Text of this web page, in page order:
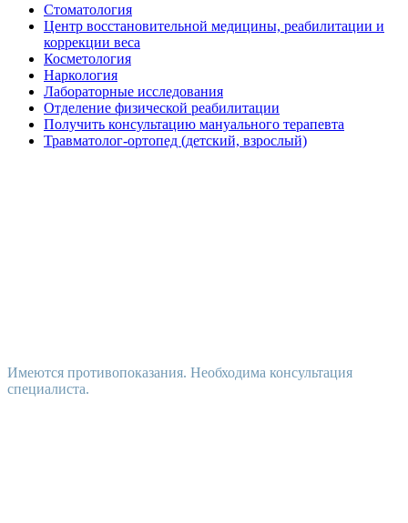
Стоматология
Центр восстановительной медицины, реабилитации и
коррекции веса
Косметология
Наркология
Лабораторные исследования
Отделение физической реабилитации
Получить консультацию мануального терапевта
Травматолог-ортопед (детский, взрослый)
Имеются противопоказания. Необходима консультация
специалиста.